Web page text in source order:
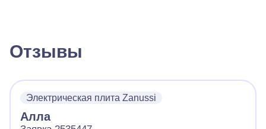
Отзывы
Электрическая плита Zanussi
Алла